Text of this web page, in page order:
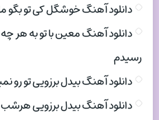
دانلود آهنگ خوشگل کی تو بگو
دانلود آهنگ معین با تو به هر
رسیدم
دانلود آهنگ بیدل برزویی تو رو
دانلود آهنگ بیدل برزویی هرشب